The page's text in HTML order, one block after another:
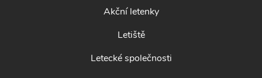
Akční letenky
Letiště
Letecké společnosti